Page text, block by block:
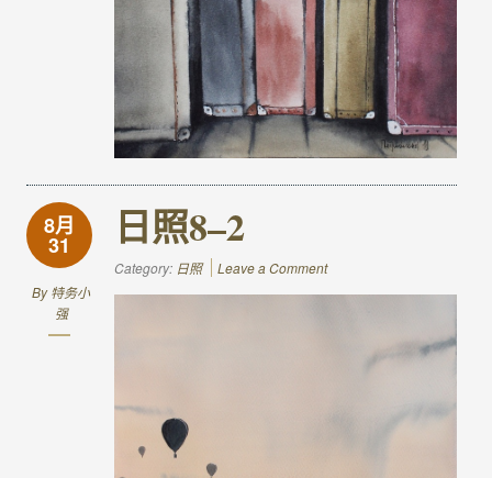
8月
31
By特务小
强
日照8–2
Category: 日照 Leave a Comment